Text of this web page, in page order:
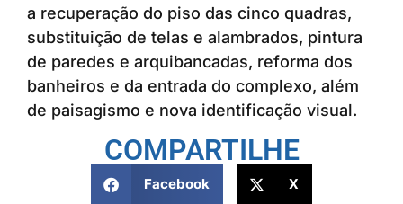
a recuperação do piso das cinco quadras,
substituição de telas e alambrados, pintura
de paredes e arquibancadas, reforma dos
banheiros e da entrada do complexo, além
de paisagismo e nova identificação visual.
COMPARTILHE
Facebook X